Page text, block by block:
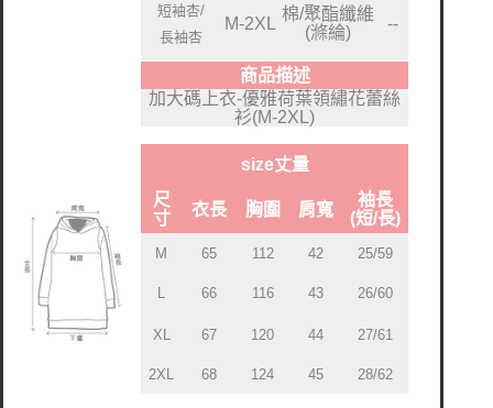
短袖杏/
長袖杏
M-2XL
棉/聚酯纖維
(滌綸)
--
商品描述
加大碼上衣-優雅荷葉領繡花蕾絲
衫(M-2XL)
size丈量
尺
寸
衣長 胸圍 肩寬
袖長
(短/長)
M 65 112 42 25/59
66 116 43 26/60
XL 67 120 44 27/61
2XL 68 124 45 28/62